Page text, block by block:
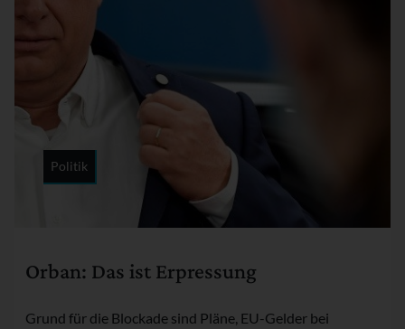
Orban: Das ist Erpressung
Grund für die Blockade sind Pläne, EU-Gelder bei
Politik